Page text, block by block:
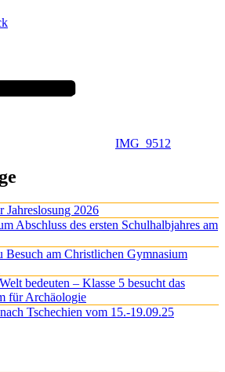
IMG_9512
Jahreslosung 2026
Abschluss des ersten Schulhalbjahres am
Besuch am Christlichen Gymnasium
bedeuten – Klasse 5 besucht das
für Archäologie
Tschechien vom 15.-19.09.25